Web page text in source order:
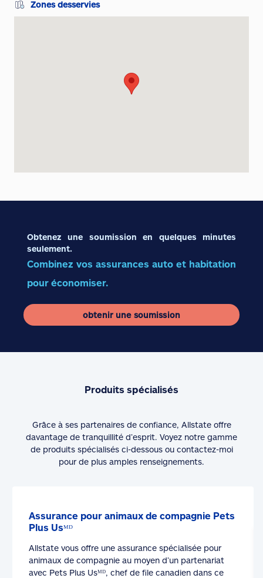
Zones desservies
Obtenez une soumission en quelques minutes
seulement.
Combinez vos assurances auto et habitation
pour économiser.
obtenir une soumission
Produits spécialisés
Grâce à ses partenaires de confiance, Allstate offre
davantage de tranquillité d’esprit. Voyez notre gamme
de produits spécialisés ci-dessous ou contactez-moi
pour de plus amples renseignements.
Assurance pour animaux de compagnie Pets
Plus Usᴹᴰ
Allstate vous offre une assurance spécialisée pour
animaux de compagnie au moyen d’un partenariat
avec Pets Plus Usᴹᴰ, chef de file canadien dans ce